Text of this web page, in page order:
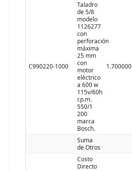
C990220-1000
Taladro
de 5/8
modelo
1126277
con
perforación
máxima
25 mm
con
motor
eléctrico
a 600 w
115v/60h
r.p.m.
550/1
200
marca
Bosch.
1.700000
Suma
de Otros
Costo
Directo